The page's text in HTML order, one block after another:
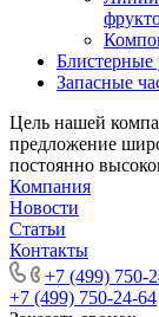
Запасные
Цель нашей
предложение
постоянно
Компания
Новости
Статьи
Контакты
+7 (499) 750-
+7 (499) 750-24-64